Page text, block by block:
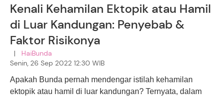
Kenali Kehamilan Ektopik atau Hamil
di Luar Kandungan: Penyebab &
Faktor Risikonya
| HaiBunda
Senin, 26 Sep 2022 12:30 WIB
Apakah Bunda pernah mendengar istilah kehamilan
ektopik atau hamil di luar kandungan? Ternyata, dalam